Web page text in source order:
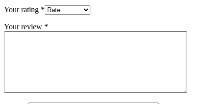
Your rating *
Your review *